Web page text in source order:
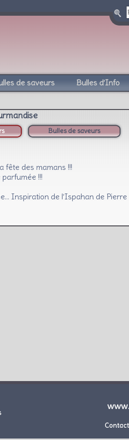
de saveurs Bulles d’Info
Bulles de saveurs
fête des mamans !!!
!!!
Inspiration de l’Ispahan de Pierre
Contact